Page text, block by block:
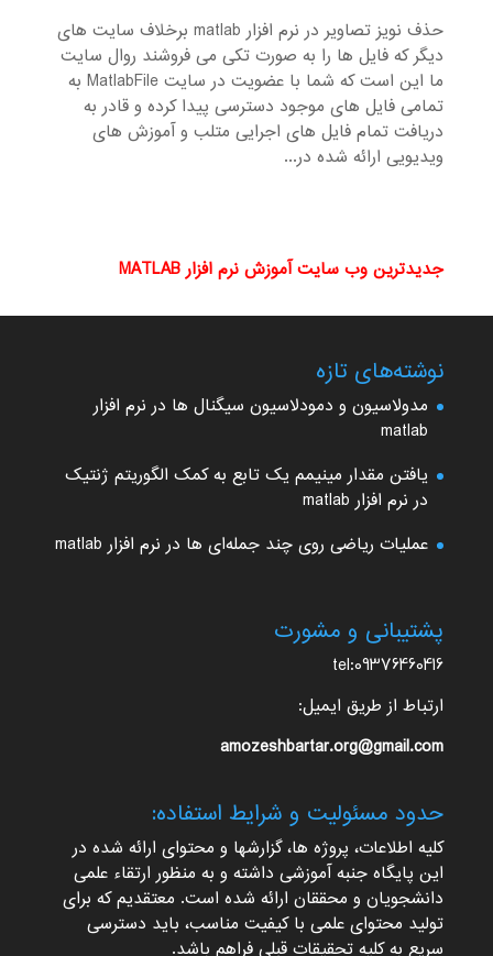
حذف نویز تصاویر در نرم افزار matlab برخلاف سایت های
دیگر که فایل ها را به صورت تکی می فروشند روال سایت
ما این است که شما با عضویت در سایت MatlabFile به
تمامی فایل های موجود دسترسی پیدا کرده و قادر به
دریافت تمام فایل های اجرایی متلب و آموزش های
ویدیویی ارائه شده در...
جدیدترین وب سایت آموزش نرم افزار MATLAB
نوشته‌های تازه
مدولاسیون و دمودلاسیون سیگنال ها در نرم افزار
matlab
یافتن مقدار مینیمم یک تابع به کمک الگوریتم ژنتیک
در نرم افزار matlab
عملیات ریاضی روی چند جمله‌ای ها در نرم افزار matlab
پشتیبانی و مشورت
tel:09376460416
ارتباط از طریق ایمیل:
amozeshbartar.org@gmail.com
حدود مسئولیت و شرایط استفاده:
کلیه اطلاعات، پروژه ها، گزارشها و محتوای ارائه شده در
این پایگاه جنبه آموزشی داشته و به منظور ارتقاء علمی
دانشجویان و محققان ارائه شده است. معتقدیم که برای
تولید محتوای علمی با کیفیت مناسب، باید دسترسی
سریع به کلیه تحقیقات قبلی فراهم باشد.